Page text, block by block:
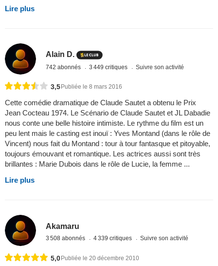
Lire plus
Alain D.
742 abonnés 3 449 critiques Suivre son activité
3,5 Publiée le 8 mars 2016
Cette comédie dramatique de Claude Sautet a obtenu le Prix
Jean Cocteau 1974. Le Scénario de Claude Sautet et JL Dabadie
nous conte une belle histoire intimiste. Le rythme du film est un
peu lent mais le casting est inouï : Yves Montand (dans le rôle de
Vincent) nous fait du Montand : tour à tour fantasque et pitoyable,
toujours émouvant et romantique. Les actrices aussi sont très
brillantes : Marie Dubois dans le rôle de Lucie, la femme ...
Lire plus
Akamaru
3 508 abonnés 4 339 critiques Suivre son activité
5,0 Publiée le 20 décembre 2010